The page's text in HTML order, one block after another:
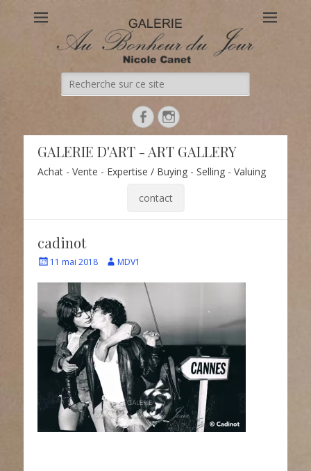
Au Bonheur du Jour
Le site officiel de la Galerie d'Art Au Bonheur du Jour – Nicole
Canet à Paris
Recherche
de:
FacebookInstagram
GALERIE D'ART - ART GALLERY
Achat - Vente - Expertise / Buying - Selling - Valuing
contact
cadinot
Écrit11 mai 2018 Auteur
MDV1